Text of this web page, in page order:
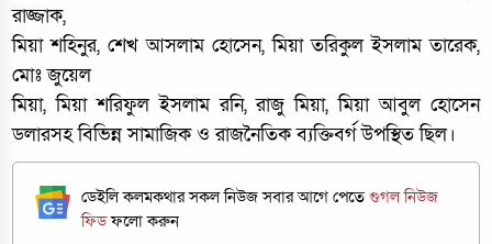
রাজ্জাক,
মিয়া শহিনুর, শেখ আসলাম হোসেন, মিয়া তরিকুল ইসলাম তারেক,
মোঃ জুয়েল
মিয়া, মিয়া শরিফুল ইসলাম রনি, রাজু মিয়া, মিয়া আবুল হোসেন
ডলারসহ বিভিন্ন সামাজিক ও রাজনৈতিক ব্যক্তিবর্গ উপস্থিত ছিল।
ডেইলি কলমকথার সকল নিউজ সবার আগে পেতেগুগল নিউজ
ফিডফলো করুন